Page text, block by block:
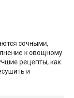
сочными,
к овощному
рецепты, как
и